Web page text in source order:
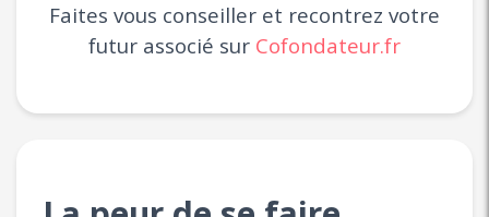
Faites vous conseiller et recontrez votre
futur associé sur Cofondateur.fr